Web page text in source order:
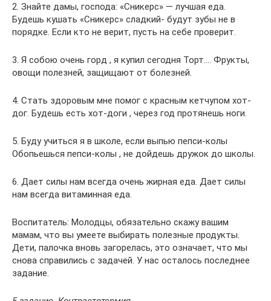
2. Знайте дамы, господа: «Сникерс» — лучшая еда.
Будешь кушать «Сникерс» сладкий- будут зубы не в
порядке. Если кто не верит, пусть на себе проверит.
3. Я собою очень горд , я купил сегодня Торт…. Фрукты,
овощи полезней, защищают от болезней.
4. Стать здоровым мне помог с красным кетчупом хот-
дог. Будешь есть хот-доги , через год протянешь ноги.
5. Буду учиться я в школе, если выпью пепси-колы
Обопьешься пепси-колы , не дойдешь дружок до школы.
6. Дает силы нам всегда очень жирная еда. Дает силы
нам всегда витаминная еда.
Воспитатель: Молодцы, обязательно скажу вашим
мамам, что вы умеете выбирать полезные продукты.
Дети, палочка вновь загорелась, это означает, что мы
снова справились с задачей. У нас осталось последнее
задание.